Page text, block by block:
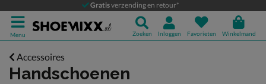
Gratisverzending en retour*
Menu Zoeken Inloggen Favorieten Winkelmand
Accessoires
Handschoenen